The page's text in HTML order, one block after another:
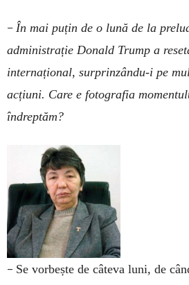
– În mai puțin de o lună de la
administrație Donald Trump a
internațional, surprinzându-i pe
acțiuni. Care e fotografia
îndreptăm?
– Se vorbește de câteva luni, de